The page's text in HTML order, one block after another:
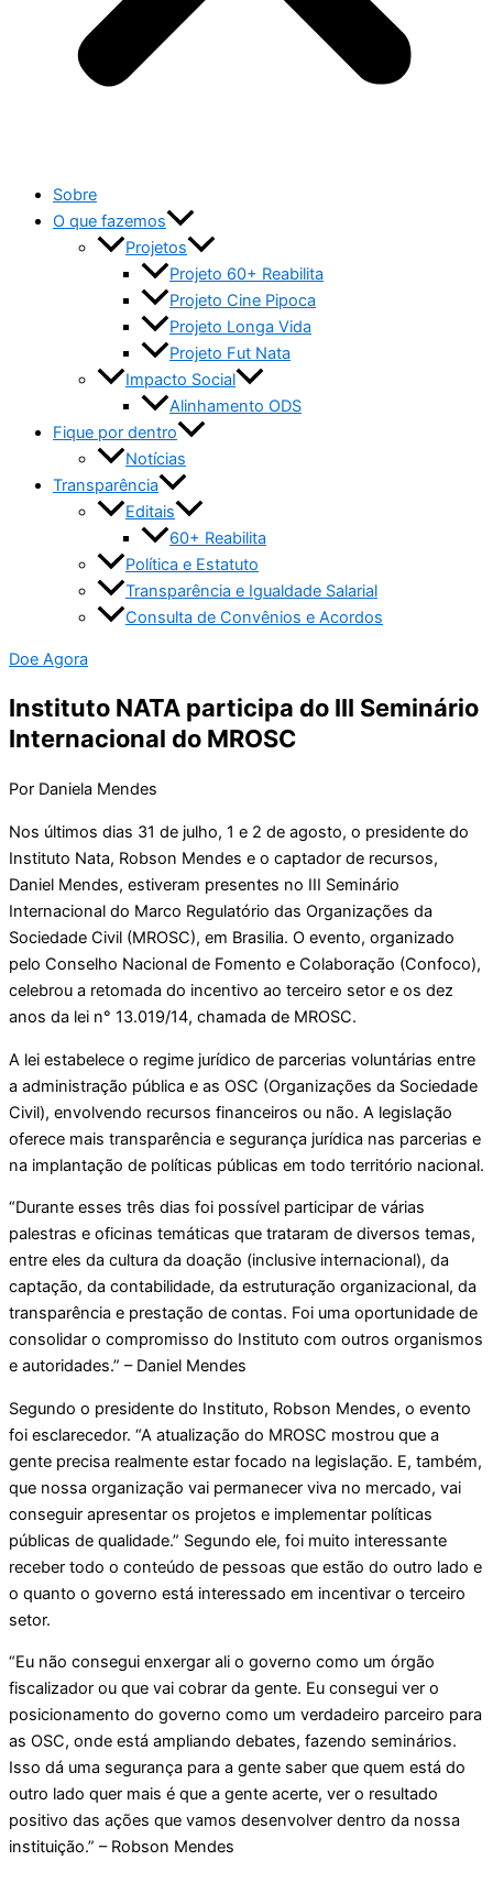
Sobre
O que fazemos
Projetos
Projeto 60+ Reabilita
Projeto Cine Pipoca
Projeto Longa Vida
Projeto Fut Nata
Impacto Social
Alinhamento ODS
Fique por dentro
Notícias
Transparência
Editais
60+ Reabilita
Política e Estatuto
Transparência e Igualdade Salarial
Consulta de Convênios e Acordos
Doe Agora
Instituto NATA participa do III Seminário
Internacional do MROSC
Por Daniela Mendes
Nos últimos dias 31 de julho, 1 e 2 de agosto, o presidente do
Instituto Nata, Robson Mendes e o captador de recursos,
Daniel Mendes, estiveram presentes no III Seminário
Internacional do Marco Regulatório das Organizações da
Sociedade Civil (MROSC), em Brasilia. O evento, organizado
pelo Conselho Nacional de Fomento e Colaboração (Confoco),
celebrou a retomada do incentivo ao terceiro setor e os dez
anos da lei n° 13.019/14, chamada de MROSC.
A lei estabelece o regime jurídico de parcerias voluntárias entre
a administração pública e as OSC (Organizações da Sociedade
Civil), envolvendo recursos financeiros ou não. A legislação
oferece mais transparência e segurança jurídica nas parcerias e
na implantação de políticas públicas em todo território nacional.
“Durante esses três dias foi possível participar de várias
palestras e oficinas temáticas que trataram de diversos temas,
entre eles da cultura da doação (inclusive internacional), da
captação, da contabilidade, da estruturação organizacional, da
transparência e prestação de contas. Foi uma oportunidade de
consolidar o compromisso do Instituto com outros organismos
e autoridades.” – Daniel Mendes
Segundo o presidente do Instituto, Robson Mendes, o evento
foi esclarecedor. “A atualização do MROSC mostrou que a
gente precisa realmente estar focado na legislação. E, também,
que nossa organização vai permanecer viva no mercado, vai
conseguir apresentar os projetos e implementar políticas
públicas de qualidade.” Segundo ele, foi muito interessante
receber todo o conteúdo de pessoas que estão do outro lado e
o quanto o governo está interessado em incentivar o terceiro
setor.
“Eu não consegui enxergar ali o governo como um órgão
fiscalizador ou que vai cobrar da gente. Eu consegui ver o
posicionamento do governo como um verdadeiro parceiro para
as OSC, onde está ampliando debates, fazendo seminários.
Isso dá uma segurança para a gente saber que quem está do
outro lado quer mais é que a gente acerte, ver o resultado
positivo das ações que vamos desenvolver dentro da nossa
instituição.” – Robson Mendes